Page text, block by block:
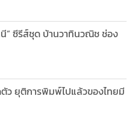
นี” ซีรีส์ชุด บ้านวาทินวณิช ช่อง
ยุติการพิมพ์ไปแล้วของไทยมี